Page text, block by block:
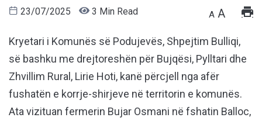
23/07/2025 3 Min Read A A
Kryetari i Komunës së Podujevës, Shpejtim Bulliqi,
së bashku me drejtoreshën për Bujqësi, Pylltari dhe
Zhvillim Rural, Lirie Hoti, kanë përcjell nga afër
fushatën e korrje-shirjeve në territorin e komunës.
Ata vizituan fermerin Bujar Osmani në fshatin Balloc,